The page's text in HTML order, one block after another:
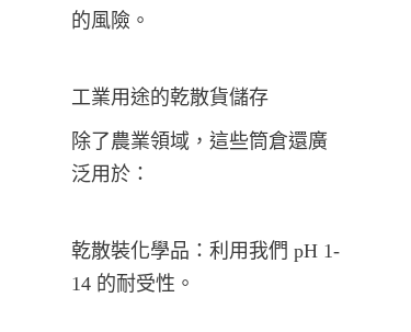
的風險。
工業用途的乾散貨儲存
除了農業領域，這些筒倉還廣
泛用於：
乾散裝化學品：利用我們 pH 1-
14 的耐受性。